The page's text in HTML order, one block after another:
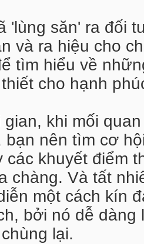
'lùng săn' ra đối
và ra hiệu cho
tìm hiểu về
cho hạnh
gian, khi mối
bạn nên tìm cơ
các khuyết điểm
chàng. Và tất
một cách kín
bởi nó dễ dàng
lại.